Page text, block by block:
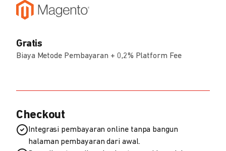
Gratis
Biaya Metode Pembayaran + 0,2% Platform Fee
Checkout
Integrasi pembayaran online tanpa bangun
halaman pembayaran dari awal.